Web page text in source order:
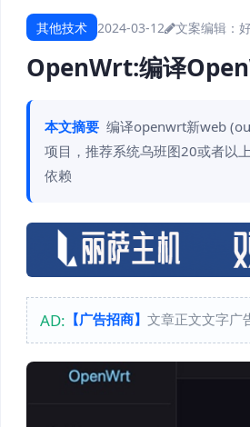
其他技术 2024-03-12 文案编辑：
OpenWrt:编译
本文摘要 编译openwrt新web
项目，推荐系统乌班图20或者
依赖
AD: 【广告招商】 文章正文文字广